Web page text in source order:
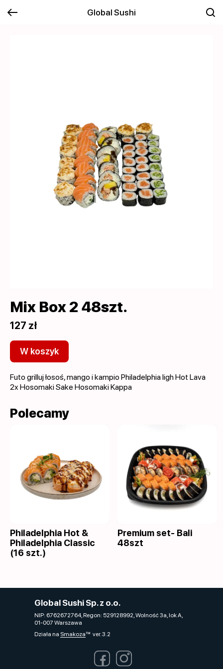
Global Sushi
Mix Box 2 48szt.
127 zł
W koszyk
Futo grilluj łosoś, mango i kampio Philadelphia ligh Hot Lava
2x Hosomaki Sake Hosomaki Kappa
Polecamy
Philadelphia Hot &
Philadelphia Classic
(16 szt.)
Premium set- Bali
48szt
Global Sushi Sp. z o.o.
NIP: 6762672764, Regon: 529128992, Wolność 3a, lok A,
01-007 Warszawa
Działa na Smakozaver. 3.2